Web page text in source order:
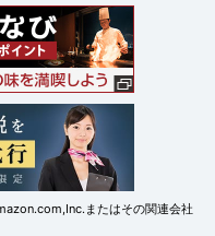
またはその関連会社